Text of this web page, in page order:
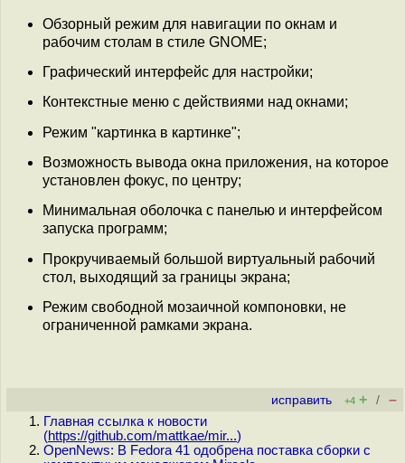
Обзорный режим для навигации по окнам и
рабочим столам в стиле GNOME;
Графический интерфейс для настройки;
Контекстные меню с действиями над окнами;
Режим "картинка в картинке";
Возможность вывода окна приложения, на которое
установлен фокус, по центру;
Минимальная оболочка с панелью и интерфейсом
запуска программ;
Прокручиваемый большой виртуальный рабочий
стол, выходящий за границы экрана;
Режим свободной мозаичной компоновки, не
ограниченной рамками экрана.
исправить +4 + / –
Главная ссылка к новости
(https://github.com/mattkae/mir...)
OpenNews: В Fedora 41 одобрена поставка сборки с